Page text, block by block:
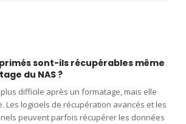
sont-ils récupérables même
du NAS ?
difficile après un formatage, mais elle
Les logiciels de récupération avancés et les
peuvent parfois récupérer les données